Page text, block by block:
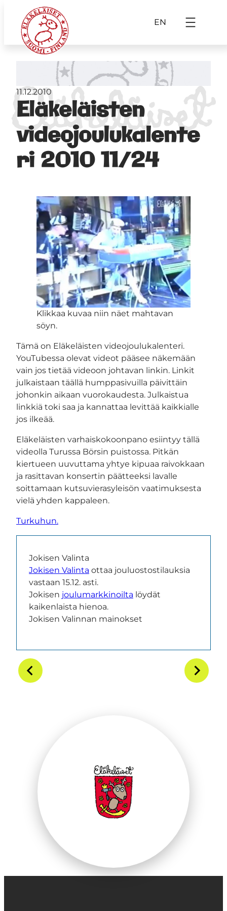
EN
Eläkeläisten
videojoulukalente
ri 2010 11/24
11.12.2010
Klikkaa kuvaa niin näet mahtavan
söyn.
Tämä on Eläkeläisten videojoulukalenteri.
YouTubessa olevat videot pääsee näkemään
vain jos tietää videoon johtavan linkin. Linkit
julkaistaan täällä humppasivuilla päivittäin
johonkin aikaan vuorokaudesta. Julkaistua
linkkiä toki saa ja kannattaa levittää kaikkialle
jos ilkeää.
Eläkeläisten varhaiskokoonpano esiintyy tällä
videolla Turussa Börsin puistossa. Pitkän
kiertueen uuvuttama yhtye kipuaa raivokkaan
ja rasittavan konsertin päätteeksi lavalle
soittamaan kutsuvierasyleisön vaatimuksesta
vielä yhden kappaleen.
Turkuhun.
Jokisen Valinta
Jokisen Valinta ottaa jouluostostilauksia
vastaan 15.12. asti.
Jokisen joulumarkkinoilta löydät
kaikenlaista hienoa.
Jokisen Valinnan mainokset